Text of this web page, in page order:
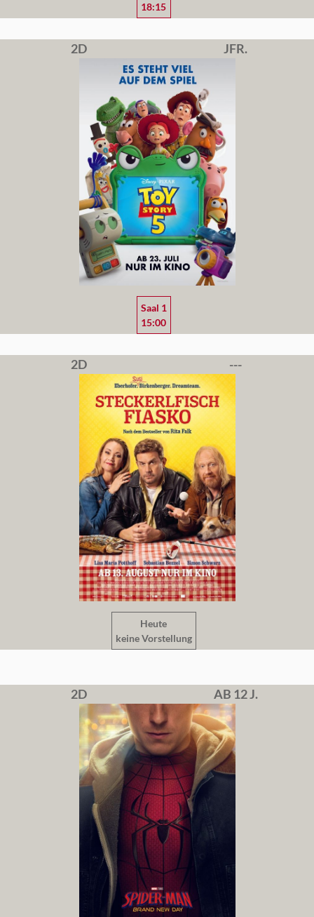
18:15
2D JFR.
Saal 1
15:00
2D ---
Heute
keine Vorstellung
2D AB 12 J.